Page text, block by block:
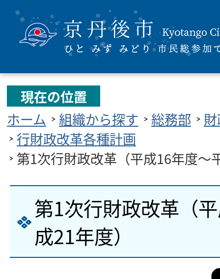
現在の位置
ホーム
組織から探す 総務部
行財政改革各種計画
第1次行財政改革（平成16年度～
第1次行財政改革（
成21年度）